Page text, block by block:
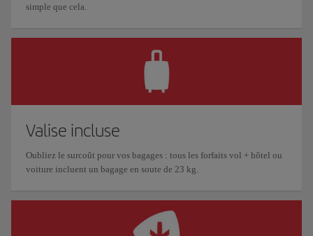
simple que cela.
Valise incluse
Oubliez le surcoût pour vos bagages : tous les forfaits vol + hôtel ou
voiture incluent un bagage en soute de 23 kg.